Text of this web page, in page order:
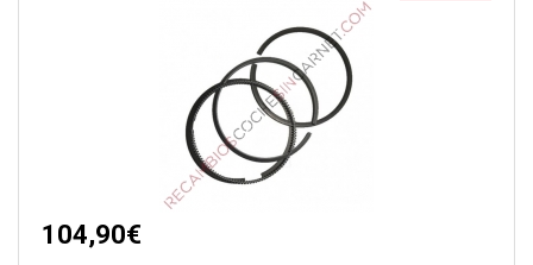
104,90€